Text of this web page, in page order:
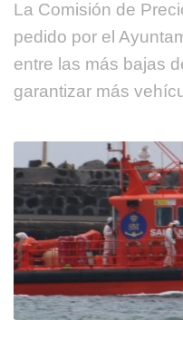
La Comisión de
pedido por el
entre las más bajas
garantizar más